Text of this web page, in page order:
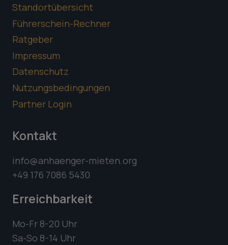
Standortübersicht
Führerschein-Rechner
Ratgeber
Impressum
Datenschutz
Nutzungsbedingungen
Partner Login
Kontakt
info@anhaenger-mieten.org
+49 176 7086 5430
Erreichbarkeit
Mo-Fr 8-20 Uhr
Sa-So 8-14 Uhr